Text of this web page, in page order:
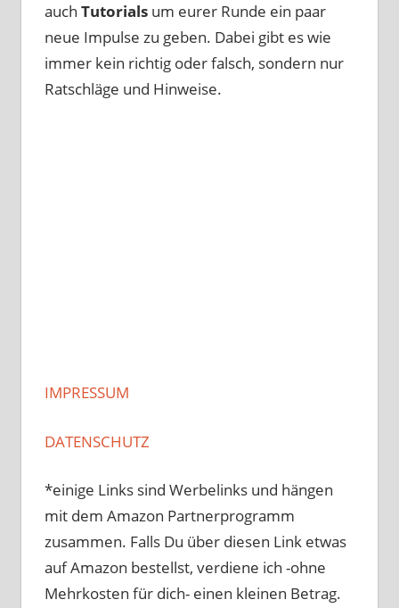
auch Tutorials um eurer Runde ein paar
neue Impulse zu geben. Dabei gibt es wie
immer kein richtig oder falsch, sondern nur
Ratschläge und Hinweise.
IMPRESSUM
DATENSCHUTZ
*einige Links sind Werbelinks und hängen
mit dem Amazon Partnerprogramm
zusammen. Falls Du über diesen Link etwas
auf Amazon bestellst, verdiene ich -ohne
Mehrkosten für dich- einen kleinen Betrag.